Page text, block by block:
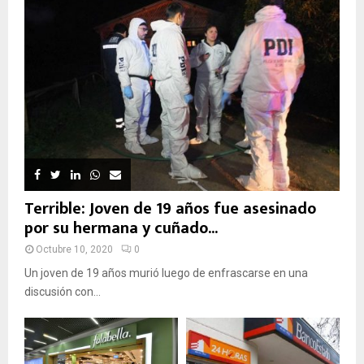
Terrible: Joven de 19 años fue asesinado
por su hermana y cuñado...
Octubre 10, 2020 0
Un joven de 19 años murió luego de enfrascarse en una
discusión con...